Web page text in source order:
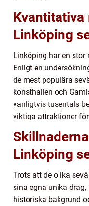
Kvantitativa
Linköping
Linköping har en stor
Enligt en
de mest populära
konsthallen och
vanligtvis tusentals
viktiga attraktioner
Linköping
Trots att de olika
sina egna unika
historiska bakgrund